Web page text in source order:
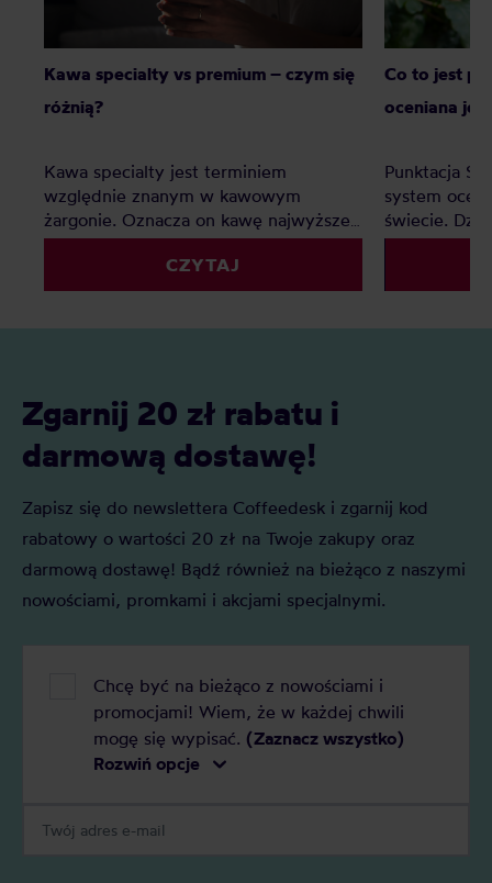
Kawa specialty vs premium – czym się
różnią?
Kawa specialty jest terminiem
względnie znanym w kawowym
żargonie. Oznacza on kawę najwyższej
jakości, jednak co z kawą premium?
Czy to tylko chwyt marketingowy czy
faktyczna ocena jakości? Z tego
domu?
CZYTAJ
Co to jest
oceniana
Punktacja
system
świecie.
palarnie i
kryteriów. Z
Zgarnij 20 zł rabatu i
darmową dostawę!
Zapisz się do newslettera Coffeedesk i zgarnij kod
rabatowy o wartości 20 zł na Twoje zakupy oraz
darmową dostawę! Bądź również na bieżąco z naszymi
nowościami, promkami i akcjami specjalnymi.
Chcę być na bieżąco z nowościami i
promocjami! Wiem, że w każdej chwili
mogę się wypisać. (Zaznacz wszystko)
Rozwiń opcje